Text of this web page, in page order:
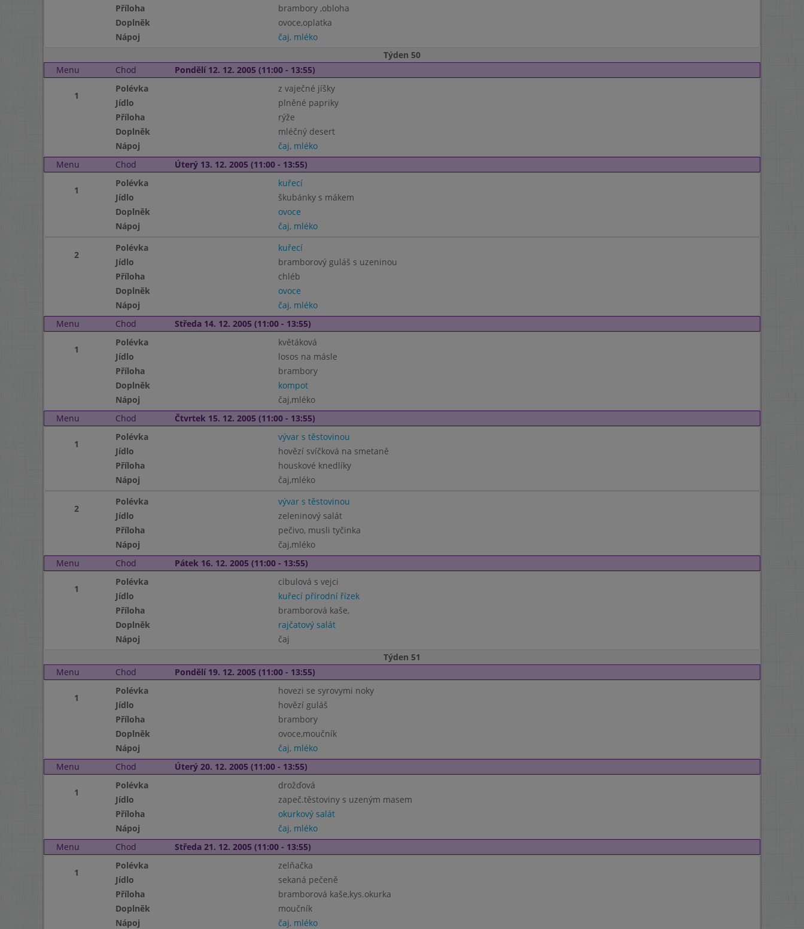
Příloha
brambory ,obloha
Doplněk
ovoce,oplatka
Nápoj
čaj, mléko
Týden 50
Menu
Chod Pondělí 12. 12. 2005 (11:00 - 13:55)
1
Polévka
z vaječné jíšky
Jídlo
plněné papriky
Příloha
rýže
Doplněk
mléčný desert
Nápoj
čaj, mléko
Menu
Chod Úterý 13. 12. 2005 (11:00 - 13:55)
1
Polévka
kuřecí
Jídlo
škubánky s mákem
Doplněk
ovoce
Nápoj
čaj, mléko
2
Polévka
kuřecí
Jídlo
bramborový guláš s uzeninou
Příloha
chléb
Doplněk
ovoce
Nápoj
čaj, mléko
Menu
Chod Středa 14. 12. 2005 (11:00 - 13:55)
1
Polévka
květáková
Jídlo
losos na másle
Příloha
brambory
Doplněk
kompot
Nápoj
čaj,mléko
Menu
Chod Čtvrtek 15. 12. 2005 (11:00 - 13:55)
1
Polévka
vývar s těstovinou
Jídlo
hovězí svíčková na smetaně
Příloha
houskové knedlíky
Nápoj
čaj,mléko
2
Polévka
vývar s těstovinou
Jídlo
zeleninový salát
Příloha
pečivo, musli tyčinka
Nápoj
čaj,mléko
Menu
Chod Pátek 16. 12. 2005 (11:00 - 13:55)
1
Polévka
cibulová s vejci
Jídlo
kuřecí přírodní řízek
Příloha
bramborová kaše,
Doplněk
rajčatový salát
Nápoj
čaj
Týden 51
Menu
Chod Pondělí 19. 12. 2005 (11:00 - 13:55)
1
Polévka
hovezi se syrovymi noky
Jídlo
hovězí guláš
Příloha
brambory
Doplněk
ovoce,moučník
Nápoj
čaj, mléko
Menu
Chod Úterý 20. 12. 2005 (11:00 - 13:55)
1
Polévka
drožďová
Jídlo
zapeč.těstoviny s uzeným masem
Příloha
okurkový salát
Nápoj
čaj, mléko
Menu
Chod Středa 21. 12. 2005 (11:00 - 13:55)
1
Polévka
zelňačka
Jídlo
sekaná pečeně
Příloha
bramborová kaše,kys.okurka
Doplněk
moučník
Nápoj
čaj, mléko